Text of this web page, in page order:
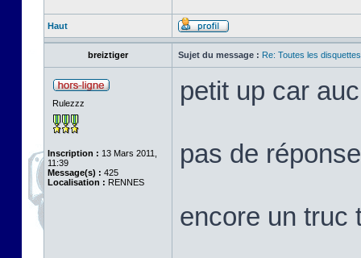
Haut
breiztiger Sujet du message : Re: Toutes les
Rulezzz
Inscription : 13 Mars 2011,
11:39
Message(s) : 425
Localisation : RENNES
petit up car
pas de
encore un truc